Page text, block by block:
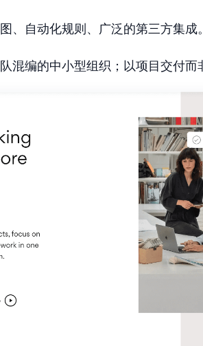
、自动化规则、广泛的第三方集成。
混编的中小型组织；以项目交付而